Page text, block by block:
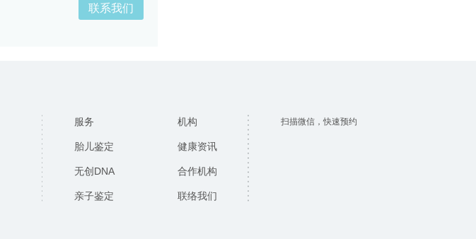
联系我们
服务
胎儿鉴定
无创DNA
亲子鉴定
机构
健康资讯
合作机构
联络我们
扫描微信，快速预约